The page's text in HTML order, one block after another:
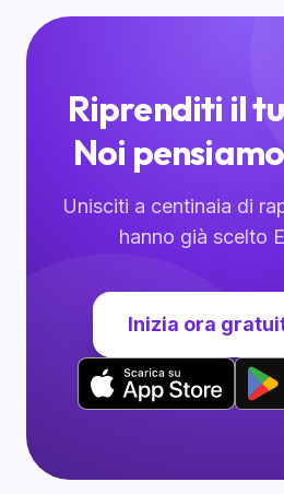
Riprenditi il
Noi
Unisciti a centinaia di
hanno già scelto
Inizia ora